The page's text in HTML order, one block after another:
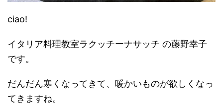
ciao!
イタリア料理教室ラクッチーナサッチ の藤野幸子
です。
だんだん寒くなってきて、暖かいものが欲しくなっ
てきますね。